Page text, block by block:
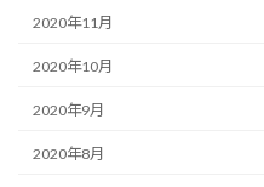
2020年11月
2020年10月
2020年9月
2020年8月